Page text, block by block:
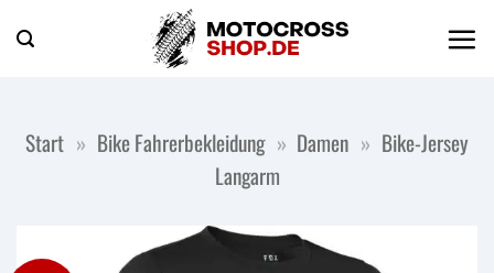
Inhalt
Start » Bike Fahrerbekleidung » Damen » Bike-Jersey
Langarm